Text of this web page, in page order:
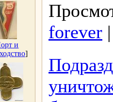
и
]
forever